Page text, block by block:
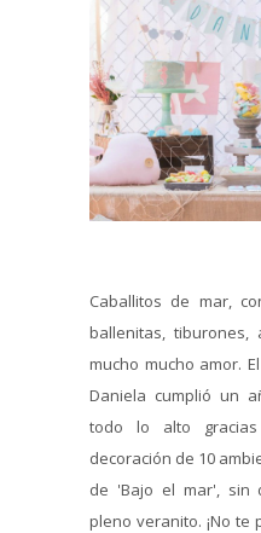
Caballitos de mar,
ballenitas, tiburones,
mucho mucho amor.
Daniela cumplió un
todo lo alto
decoración de 10
de 'Bajo el mar', sin
pleno veranito. ¡No te